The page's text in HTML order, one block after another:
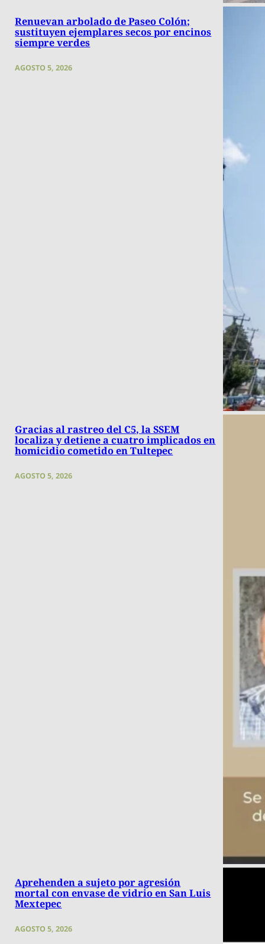
Renuevan arbolado de Paseo Colón;
sustituyen ejemplares secos por encinos
siempre verdes
AGOSTO 5, 2026
Gracias al rastreo del C5, la SSEM
localiza y detiene a cuatro implicados en
homicidio cometido en Tultepec
AGOSTO 5, 2026
Aprehenden a sujeto por agresión
mortal con envase de vidrio en San Luis
Mextepec
AGOSTO 5, 2026